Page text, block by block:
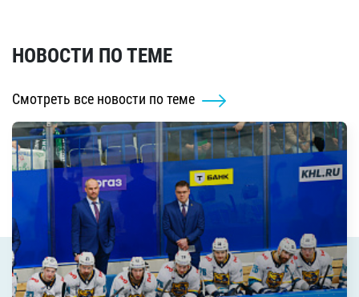
НОВОСТИ ПО ТЕМЕ
Смотреть все новости по теме